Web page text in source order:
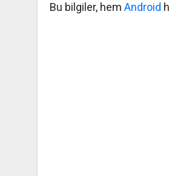
Bu bilgiler, hem Android